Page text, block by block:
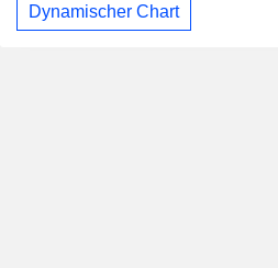
Dynamischer Chart